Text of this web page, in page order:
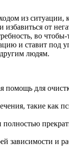
из
избавиться от
во чтобы-
и ставит под
людям.
для
такие как
зависимости и